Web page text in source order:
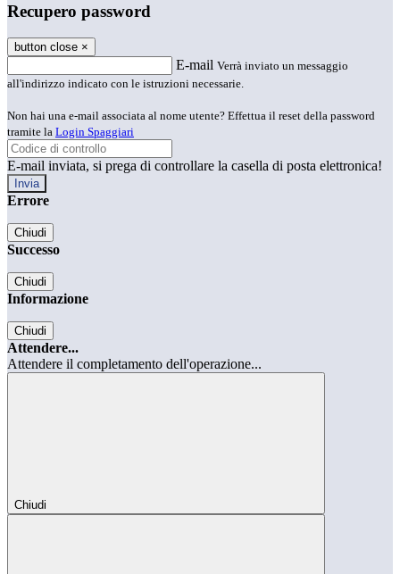
Recupero password
button close ×
E-mail Verrà inviato un messaggio
all'indirizzo indicato con le istruzioni necessarie.
Non hai una e-mail associata al nome utente? Effettua il reset della password
tramite la Login Spaggiari
E-mail inviata, si prega di controllare la casella di posta elettronica!
Errore
Chiudi
Successo
Chiudi
Informazione
Chiudi
Attendere...
Attendere il completamento dell'operazione...
Chiudi